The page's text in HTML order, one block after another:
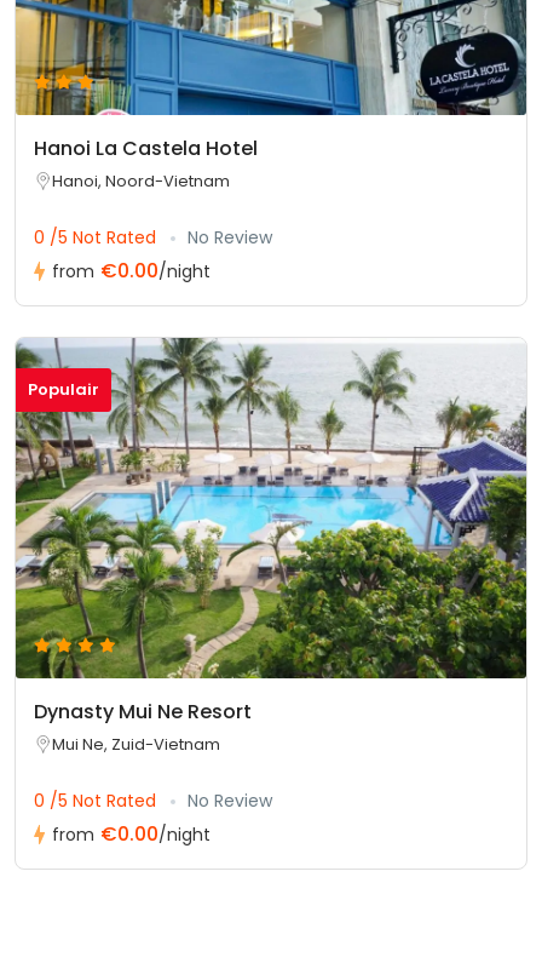
Hanoi La Castela Hotel
Hanoi, Noord-Vietnam
0 /5 Not Rated
No Review
from €0.00/night
Populair
Dynasty Mui Ne Resort
Mui Ne, Zuid-Vietnam
0 /5 Not Rated
No Review
from €0.00/night